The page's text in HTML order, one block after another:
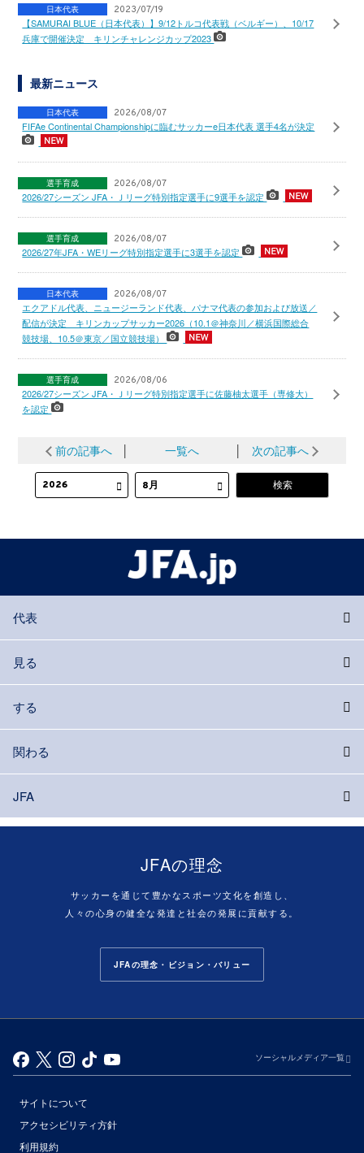
日本代表 2023/07/19
【SAMURAI BLUE（日本代表）】9/12トルコ代表戦（ベルギー）、10/17
兵庫で開催決定 キリンチャレンジカップ2023
最新ニュース
日本代表 2026/08/07
FIFAe Continental Championshipに臨むサッカーe日本代表 選手4名が決定
選手育成 2026/08/07
2026/27シーズン JFA・Ｊリーグ特別指定選手に9選手を認定
選手育成 2026/08/07
2026/27年JFA・WEリーグ特別指定選手に3選手を認定
日本代表 2026/08/07
エクアドル代表、ニュージーランド代表、パナマ代表の参加および放送／
配信が決定 キリンカップサッカー2026（10.1＠神奈川／横浜国際総合
競技場、10.5＠東京／国立競技場）
選手育成 2026/08/06
2026/27シーズン JFA・Ｊリーグ特別指定選手に佐藤柚太選手（専修大）
を認定
前の記事へ 一覧へ 次の記事へ
代表
見る
する
関わる
JFA
JFAの理念
サッカーを通じて豊かなスポーツ文化を創造し、
人々の心身の健全な発達と社会の発展に貢献する。
JFAの理念・ビジョン・バリュー
ソーシャルメディア一覧
サイトについて
アクセシビリティ方針
利用規約